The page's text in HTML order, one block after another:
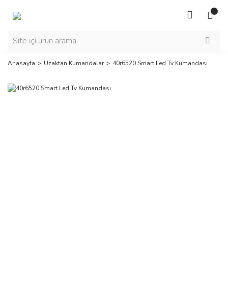
Anasayfa Uzaktan Kumandalar 40r6520 Smart Led Tv Kumandası